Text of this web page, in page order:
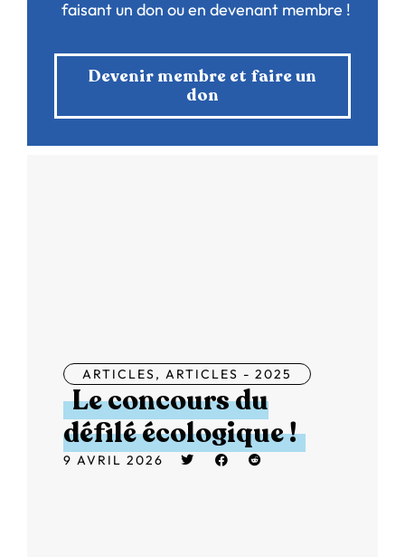
faisant un don ou en devenant membre !
Devenir membre et faire un
don
ARTICLES, ARTICLES - 2025
Le concours du
défilé écologique !
9 AVRIL 2026